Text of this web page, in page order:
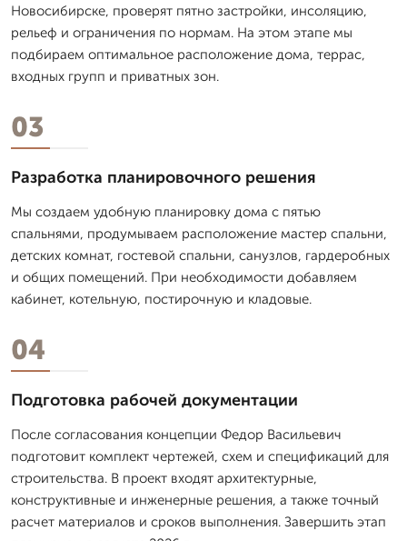
Новосибирске, проверят пятно застройки, инсоляцию,
рельеф и ограничения по нормам. На этом этапе мы
подбираем оптимальное расположение дома, террас,
входных групп и приватных зон.
03
Разработка планировочного решения
Мы создаем удобную планировку дома с пятью
спальнями, продумываем расположение мастер спальни,
детских комнат, гостевой спальни, санузлов, гардеробных
и общих помещений. При необходимости добавляем
кабинет, котельную, постирочную и кладовые.
04
Подготовка рабочей документации
После согласования концепции Федор Васильевич
подготовит комплект чертежей, схем и спецификаций для
строительства. В проект входят архитектурные,
конструктивные и инженерные решения, а также точный
расчет материалов и сроков выполнения. Завершить этап